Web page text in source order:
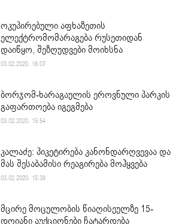
ოკუპირებული აფხაზეთის
ელექტრომომარაგება რუსეთიდან
დაიწყო, შეზღუდვები მოიხსნა
03.02.2020. 16:07
ბორჯომ-ხარაგაულის ეროვნული პარკის
გაფართოება იგეგმება
03.02.2020. 15:54
კალაძე: პიკეტირება კანონდარღვევაა და
მას შესაბამისი რეაგირება მოჰყვება
03.02.2020. 15:38
მცირე მოცულობის წიაღისეულზე 15-
დღიანი აუქციონები ჩატარდება